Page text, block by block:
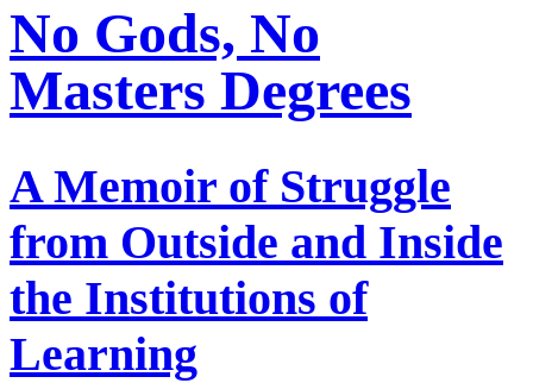
No Gods, No
Masters Degrees
A Memoir of Struggle
from Outside and Inside
the Institutions of
Learning